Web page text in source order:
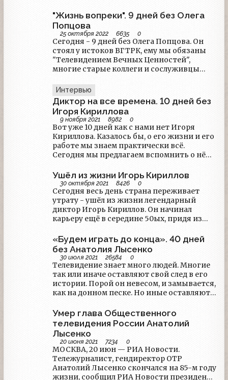
"Жизнь вопреки". 9 дней без Олега
Попцова
25 октября 2022 6635 0
Сегодня - 9 дней без Олега Попцова. Он
стоял у истоков ВГТРК, ему мы обязаны
"Телевидением Вечных Ценностей",
многие старые коллеги и сослуживцы
посвящает материал агентство "РИА
Новости".
Интервью
Диктор на все времена. 10 дней без
Игоря Кириллова
9 ноября 2021 8982 0
Вот уже 10 дней как с нами нет Игоря
Кириллова. Казалось бы, о его жизни и его
работе мы знаем практически всё.
Сегодня мы предлагаем вспомнить о нём
интервью, данные Игорем Леонидовичем
в разные годы.
Ушёл из жизни Игорь Кириллов
30 октября 2021 8426 0
Сегодня весь день страна переживает
утрату - ушёл из жизни легендарный
диктор Игорь Кириллов. Он начинал
карьеру ещё в середине 50ых, придя из
последних дней. Ему было 89 лет.
«Будем играть до конца». 40 дней
без Анатолия Лысенко
30 июля 2021 26584 0
​​​​​​​Телевидение знает много людей. Многие
так или иначе оставляют свой след в его
истории. Порой он невесом, и замывается,
как на донном песке. Но иные оставляют
читается оставленная ими после себя
брешь. Одним из таких был Анатолий
Лысенко. Он начинал карьеру ещё на
советском телевидении, свой первый
звёздный час встретил в период
Перестройки, стоял у истоков
федерального и городского телевещания,
уже в преклонном возрасте встретил свой
Умер глава Общественного
телевидения России Анатолий
Лысенко
20 июня 2021 7234 0
МОСКВА, 20 июн — РИА Новости.
Тележурналист, гендиректор ОТР
Анатолий Лысенко скончался на 85-м году
жизни, сообщил РИА Новости президент